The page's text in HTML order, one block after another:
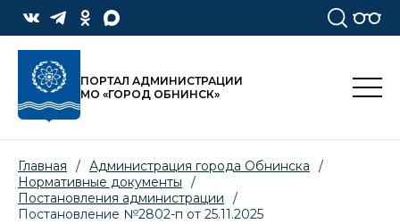
ПОРТАЛ АДМИНИСТРАЦИИ
МО «ГОРОД ОБНИНСК»
Главная / Администрация города Обнинска
/
Нормативные документы
/
Постановления администрации
/
Постановление №2802-п от 25.11.2025